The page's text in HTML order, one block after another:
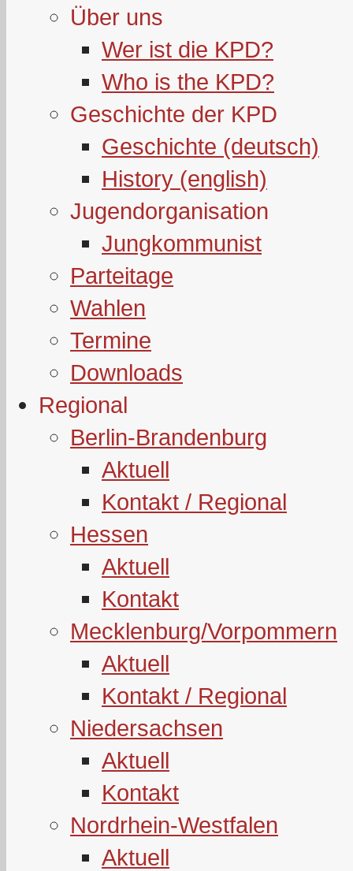
Über uns
Wer ist die KPD?
Who is the KPD?
Geschichte der KPD
Geschichte (deutsch)
History (english)
Jugendorganisation
Jungkommunist
Parteitage
Wahlen
Termine
Downloads
Regional
Berlin-Brandenburg
Aktuell
Kontakt / Regional
Hessen
Aktuell
Kontakt
Mecklenburg/Vorpommern
Aktuell
Kontakt / Regional
Niedersachsen
Aktuell
Kontakt
Nordrhein-Westfalen
Aktuell